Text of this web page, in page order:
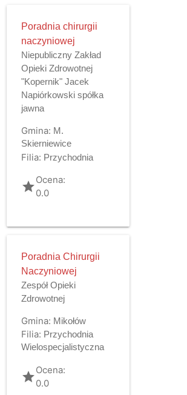
Poradnia chirurgii
naczyniowej
Niepubliczny Zakład
Opieki Zdrowotnej
"Kopernik" Jacek
Napiórkowski spółka
jawna
Gmina: M.
Skierniewice
Filia: Przychodnia
gradeOcena:
0.0
Poradnia Chirurgii
Naczyniowej
Zespół Opieki
Zdrowotnej
Gmina: Mikołów
Filia: Przychodnia
Wielospecjalistyczna
gradeOcena:
0.0